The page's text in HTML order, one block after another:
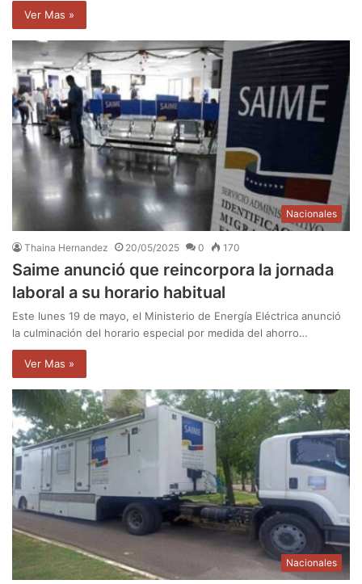
Ver Mas »
Nacionales
Thaina Hernandez 20/05/2025 0 170
Saime anunció que reincorpora la jornada
laboral a su horario habitual
Este lunes 19 de mayo, el Ministerio de Energía Eléctrica anunció
la culminación del horario especial por medida del ahorro…
Ver Mas »
Nacionales